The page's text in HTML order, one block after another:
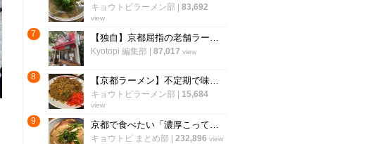
キョウトピラーメン部 83,692
view
7 【独自】京都屈指の老舗ラーメン店「ますたに 北白川本店」が7月で無期限休業へ
Kyotopi 編集部 87,017 view
8 【京都ラーメン】不定期で味わえる知る人ぞ知る名物”焼飯”！〆にも使える人気店「きんざん」
キョウトピラーメン部 15,684
view
9 京都で食べたい「濃厚こってりラーメン」厳選８店！定番から穴場まで【まとめ】
キョウトピ まとめ部 232,896 view